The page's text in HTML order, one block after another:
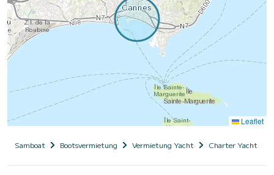
Leaflet
Samboat Bootsvermietung Vermietung Yacht Charter Yacht mit